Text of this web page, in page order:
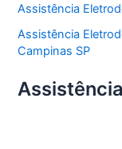
Assistência
Assistência
Campinas SP